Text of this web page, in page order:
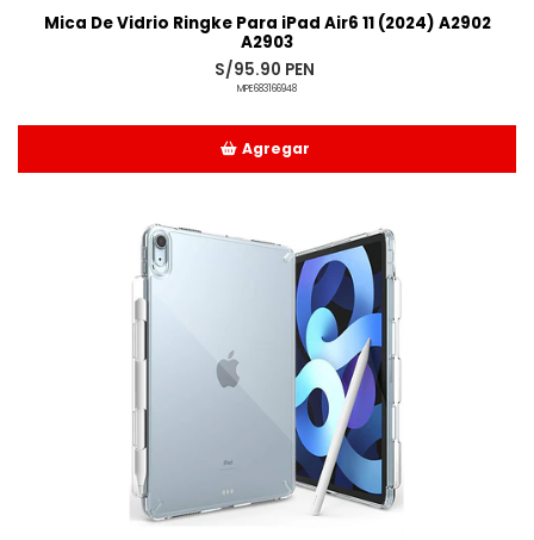
Mica De Vidrio Ringke Para iPad Air6 11 (2024) A2902
A2903
S/95.90 PEN
MPE683166948
Agregar